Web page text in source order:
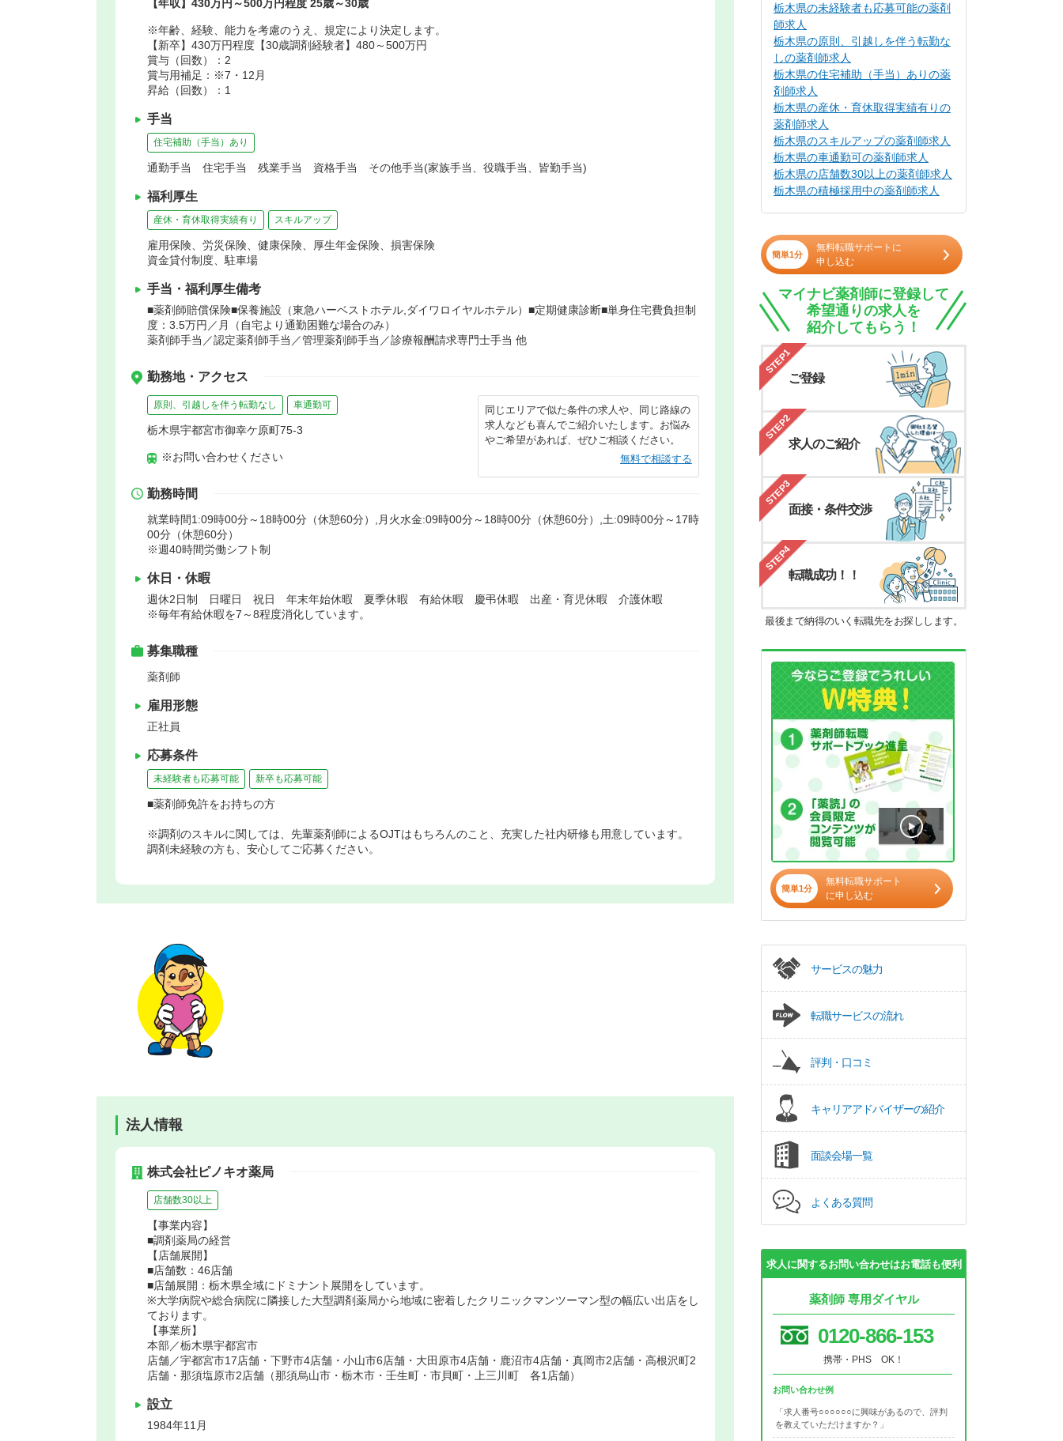
【年収】430万円～500万円程度 25歳～30歳
※年齢、経験、能力を考慮のうえ、規定により決定します。
【新卒】430万円程度【30歳調剤経験者】480～500万円
賞与（回数）：2
賞与用補足：※7・12月
昇給（回数）：1
手当
住宅補助（手当）あり
通勤手当 住宅手当 残業手当 資格手当 その他手当(家族手当、役職手当、皆勤手当)
福利厚生
産休・育休取得実績有り スキルアップ
雇用保険、労災保険、健康保険、厚生年金保険、損害保険
資金貸付制度、駐車場
手当・福利厚生備考
■薬剤師賠償保険■保養施設（東急ハーベストホテル,ダイワロイヤルホテル）■定期健康診断■単身住宅費負担制
度：3.5万円／月（自宅より通勤困難な場合のみ）
薬剤師手当／認定薬剤師手当／管理薬剤師手当／診療報酬請求専門士手当 他
勤務地・アクセス
原則、引越しを伴う転勤なし 車通勤可
栃木県宇都宮市御幸ケ原町75-3
※お問い合わせください
同じエリアで似た条件の求人や、同じ路線の
求人なども喜んでご紹介いたします。お悩み
やご希望があれば、ぜひご相談ください。
無料で相談する
勤務時間
就業時間1:09時00分～18時00分（休憩60分）,月火水金:09時00分～18時00分（休憩60分）,土:09時00分～17時
00分（休憩60分）
※週40時間労働シフト制
休日・休暇
週休2日制 日曜日 祝日 年末年始休暇 夏季休暇 有給休暇 慶弔休暇 出産・育児休暇 介護休暇
※毎年有給休暇を7～8程度消化しています。
募集職種
薬剤師
雇用形態
正社員
応募条件
未経験者も応募可能 新卒も応募可能
■薬剤師免許をお持ちの方
※調剤のスキルに関しては、先輩薬剤師によるOJTはもちろんのこと、充実した社内研修も用意しています。
調剤未経験の方も、安心してご応募ください。
法人情報
株式会社ピノキオ薬局
店舗数30以上
【事業内容】
■調剤薬局の経営
【店舗展開】
■店舗数：46店舗
■店舗展開：栃木県全域にドミナント展開をしています。
※大学病院や総合病院に隣接した大型調剤薬局から地域に密着したクリニックマンツーマン型の幅広い出店をし
ております。
【事業所】
本部／栃木県宇都宮市
店舗／宇都宮市17店舗・下野市4店舗・小山市6店舗・大田原市4店舗・鹿沼市4店舗・真岡市2店舗・高根沢町2
店舗・那須塩原市2店舗（那須烏山市・栃木市・壬生町・市貝町・上三川町 各1店舗）
設立
1984年11月
栃木県の未経験者も応募可能の薬剤
師求人
栃木県の原則、引越しを伴う転勤な
しの薬剤師求人
栃木県の住宅補助（手当）ありの薬
剤師求人
栃木県の産休・育休取得実績有りの
薬剤師求人
栃木県のスキルアップの薬剤師求人
栃木県の車通勤可の薬剤師求人
栃木県の店舗数30以上の薬剤師求人
栃木県の積極採用中の薬剤師求人
簡単1分
無料転職サポートに
申し込む
マイナビ薬剤師に登録して
希望通りの求人を
紹介してもらう！
STEP1
ご登録
STEP2
求人のご紹介
STEP3
面接・条件交渉
STEP4
転職成功！！
最後まで納得のいく転職先をお探しします。
簡単1分
無料転職サポート
に申し込む
サービスの魅力
転職サービスの流れ
評判・口コミ
キャリアアドバイザーの紹介
面談会場一覧
よくある質問
求人に関するお問い合わせはお電話も便利
薬剤師 専用ダイヤル
0120-866-153
携帯・PHS OK！
お問い合わせ例
「求人番号○○○○○○に興味があるので、評判
を教えていただけますか？」